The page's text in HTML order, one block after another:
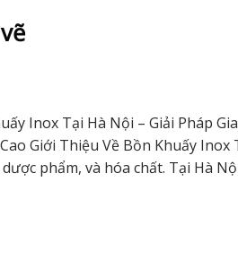
Inox Tại Hà Nội – Giải Pháp
Giới Thiệu Về Bồn Khuấy Inox
phẩm, và hóa chất. Tại Hà